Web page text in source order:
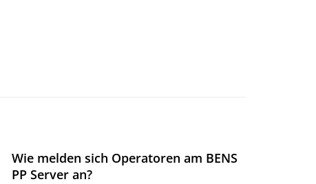
Wie melden sich Operatoren am BENS
PP Server an?